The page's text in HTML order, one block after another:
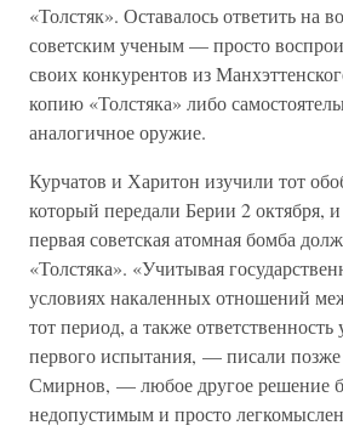
«Толстяк». Оставалось ответить на
советским ученым — просто
своих конкурентов из
копию «Толстяка» либо
аналогичное оружие.
Курчатов и Харитон изучили тот
который передали Берии 2 октября,
первая советская атомная бомба
«Толстяка». «Учитывая
условиях накаленных отношений
тот период, а также
первого испытания, — писали
Смирнов, — любое другое решение
недопустимым и просто